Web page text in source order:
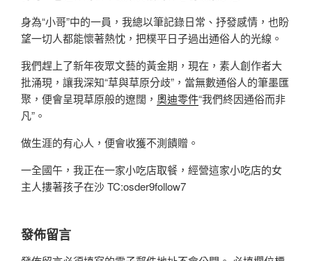
身為“小哥”中的一員，我總以筆記錄日常、抒發感情，也盼
望一切人都能懷著熱忱，把樸平日子過出通俗人的光線。
我們趕上了新年夜眾文藝的黃金期，現在，素人創作者大
批涌現，讓我深知“草與草原分歧”，當無數通俗人的筆墨匯
聚，便會呈現草原般的遼闊， 奧迪零件“我們終因通俗而非
凡”。
做生涯的有心人，便會收獲不測饋贈。
一全國午，我正在一家小吃店取餐，經營這家小吃店的女
主人摟著孩子在沙 TC:osder9follow7
發佈留言